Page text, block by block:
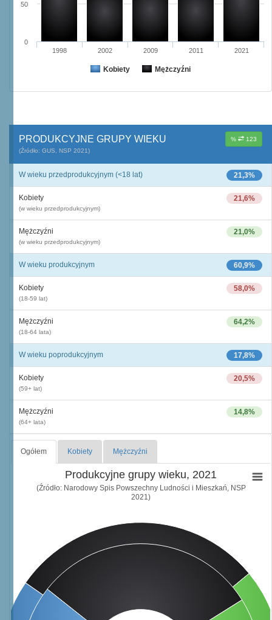
Kobiety Mężczyźni
1998 2002 2009 2011 2021
0
50
% 123
PRODUKCYJNE GRUPY WIEKU
(Źródło: GUS, NSP 2021)
21,3%
W wieku przedprodukcyjnym (<18 lat)
21,6%
Kobiety
(w wieku przedprodukcyjnym)
21,0%
Mężczyźni
(w wieku przedprodukcyjnym)
60,9%
W wieku produkcyjnym
58,0%
Kobiety
(18-59 lat)
64,2%
Mężczyźni
(18-64 lata)
17,8%
W wieku poprodukcyjnym
20,5%
Kobiety
(59+ lat)
14,8%
Mężczyźni
(64+ lata)
Ogółem Kobiety Mężczyźni
Produkcyjne grupy wieku, 2021
(Źródło: Narodowy Spis Powszechny Ludności i Mieszkań, NSP
2021)